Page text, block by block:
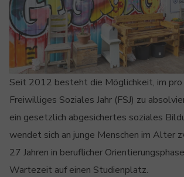
Seit 2012 besteht die Möglichkeit, im pro
Freiwilliges Soziales Jahr (FSJ) zu
ein gesetzlich abgesichertes soziales
wendet sich an junge Menschen im Alter
27 Jahren in beruflicher
Wartezeit auf einen Studienplatz.